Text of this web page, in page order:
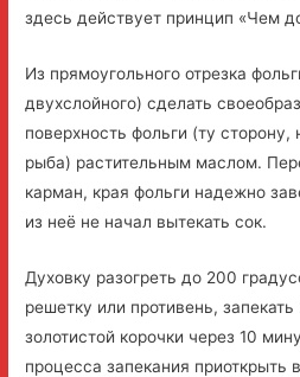
здесь действует принцип «Чем
Из прямоугольного отрезка
двухслойного) сделать
поверхность фольги (ту сторону,
рыба) растительным маслом.
карман, края фольги надежно
из неё не начал вытекать сок.
Духовку разогреть до 200
решетку или противень,
золотистой корочки через 10
процесса запекания приоткрыть